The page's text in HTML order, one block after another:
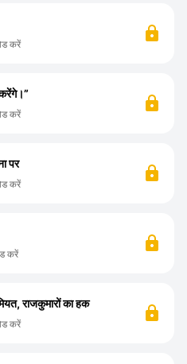
करें
करेंगे।”
करें
पर
करें
करें
राजकुमारों का हक
करें